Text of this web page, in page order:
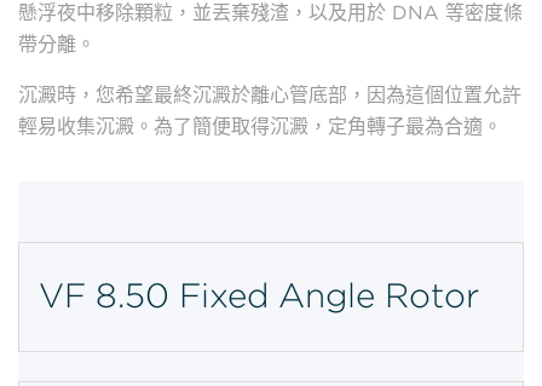
懸浮夜中移除顆粒，並丟棄殘渣，以及用於 DNA 等密度條
帶分離。
沉澱時，您希望最終沉澱於離心管底部，因為這個位置允許
輕易收集沉澱。為了簡便取得沉澱，定角轉子最為合適。
VF 8.50 Fixed Angle Rotor